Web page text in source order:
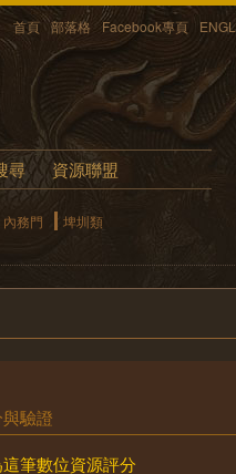
首頁 部落格 Facebook專頁
尋 資源聯盟
內務門
埤圳類
驗證
筆數位資源評分